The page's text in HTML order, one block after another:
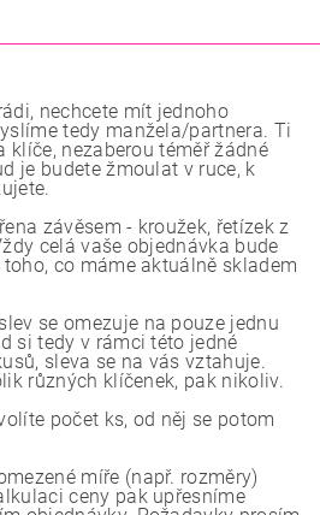
nechcete mít jednoho
tedy manžela/partnera. Ti
klíče, nezaberou téměř žádné
je budete žmoulat v ruce, k
závěsem - kroužek, řetízek z
celá vaše objednávka bude
co máme aktuálně skladem
se omezuje na pouze jednu
si tedy v rámci této jedné
sleva se na vás vztahuje.
různých klíčenek, pak nikoliv.
počet ks, od něj se potom
míře (např. rozměry)
ceny pak upřesníme